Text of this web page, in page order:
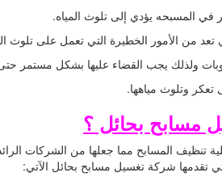
في المسبحه يؤدي إلى تلوث المياه.
من الأمور الخطيرة التي تعمل على تلوث
ولذلك يجب القضاء عليها بشكل مستمر
وتلوث مياهها.
مسابح بحائل ؟
تنظيف المسابح مما جعلها من الشركات
تقدمها شركة تغسيل مسابح بحائل الآتي: